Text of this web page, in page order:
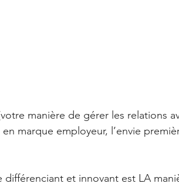
manière de gérer les relations
marque employeur, l’envie
différenciant et innovant est LA